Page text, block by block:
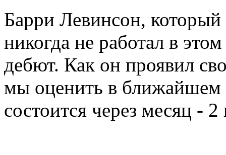
Барри Левинсон,
никогда не работал в
дебют. Как он проявил
мы оценить в
состоится через месяц - 2